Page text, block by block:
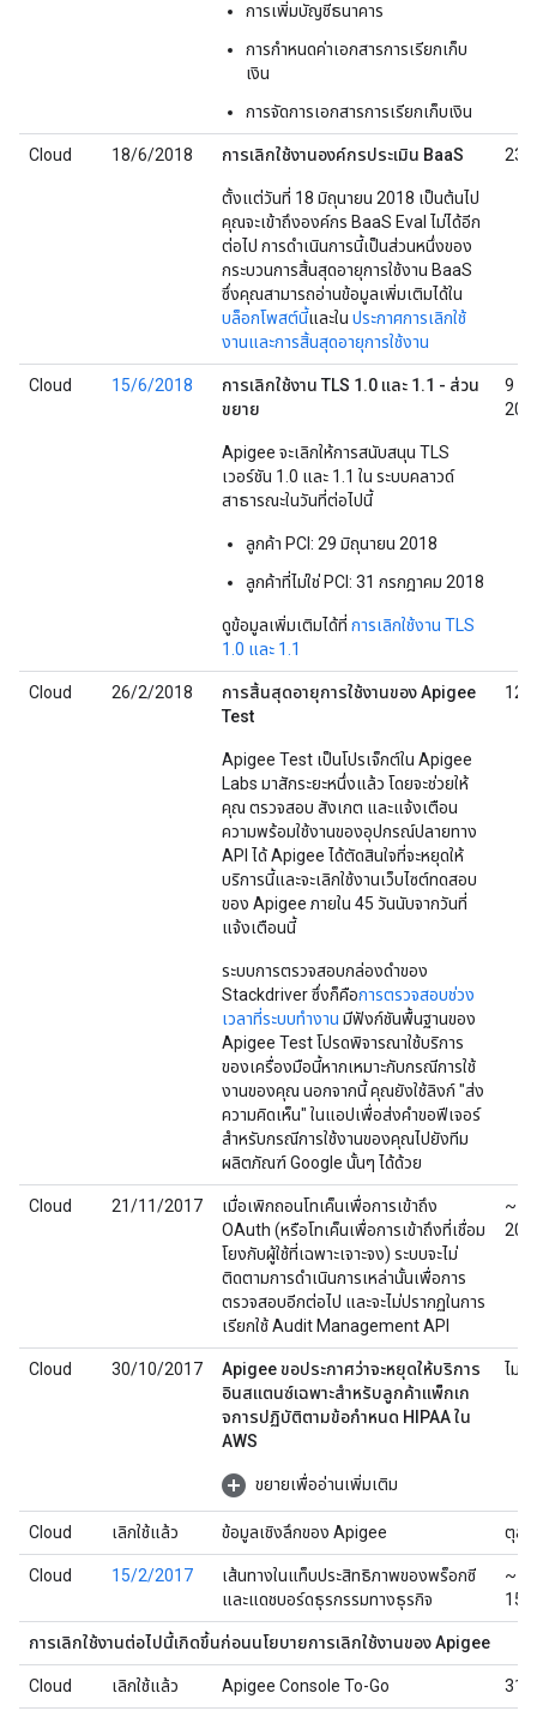
การเพิ่มบัญชีธนาคาร
การกำหนดค่าเอกสารการเรียกเก็บ
เงิน
การจัดการเอกสารการเรียกเก็บเงิน
Cloud 18/6/2018 การเลิกใช้งานองค์กรประเมิน BaaS
ตั้งแต่วันที่ 18 มิถุนายน 2018 เป็นต้นไป
คุณจะเข้าถึงองค์กร BaaS Eval ไม่ได้อีก
ต่อไป การดำเนินการนี้เป็นส่วนหนึ่งของ
กระบวนการสิ้นสุดอายุการใช้งาน BaaS
ซึ่งคุณสามารถอ่านข้อมูลเพิ่มเติมได้ใน
บล็อกโพสต์นี้และใน ประกาศการเลิกใช้
งานและการสิ้นสุดอายุการใช้งาน
23/
Cloud 15/6/2018
การเลิกใช้งาน TLS 1.0 และ 1.1 - ส่วน
ขยาย
Apigee จะเลิกให้การสนับสนุน TLS
เวอร์ชัน 1.0 และ 1.1 ใน ระบบคลาวด์
สาธารณะในวันที่ต่อไปนี้
ลูกค้า PCI: 29 มิถุนายน 2018
ลูกค้าที่ไม่ใช่ PCI: 31 กรกฎาคม 2018
ดูข้อมูลเพิ่มเติมได้ที่ การเลิกใช้งาน TLS
1.0 และ 1.1
9 พ
Cloud 26/2/2018
การสิ้นสุดอายุการใช้งานของ Apigee
Test
Apigee Test เป็นโปรเจ็กต์ใน Apigee
Labs มาสักระยะหนึ่งแล้ว โดยจะช่วยให้
คุณ ตรวจสอบ สังเกต และแจ้งเตือน
ความพร้อมใช้งานของอุปกรณ์ปลายทาง
API ได้ Apigee ได้ตัดสินใจที่จะหยุดให้
บริการนี้และจะเลิกใช้งานเว็บไซต์ทดสอบ
ของ Apigee ภายใน 45 วันนับจากวันที่
แจ้งเตือนนี้
ระบบการตรวจสอบกล่องดำของ
Stackdriver ซึ่งก็คือการตรวจสอบช่วง
เวลาที่ระบบทำงาน มีฟังก์ชันพื้นฐานของ
Apigee Test โปรดพิจารณาใช้บริการ
ของเครื่องมือนี้หากเหมาะกับกรณีการใช้
งานของคุณ นอกจากนี้ คุณยังใช้ลิงก์ "ส่ง
ความคิดเห็น" ในแอปเพื่อส่งคำขอฟีเจอร์
สำหรับกรณีการใช้งานของคุณไปยังทีม
ผลิตภัณฑ์ Google นั้นๆ ได้ด้วย
12/
Cloud 21/11/2017
เมื่อเพิกถอนโทเค็นเพื่อการเข้าถึง
OAuth (หรือโทเค็นเพื่อการเข้าถึงที่เชื่อม
โยงกับผู้ใช้ที่เฉพาะเจาะจง) ระบบจะไม่
ติดตามการดำเนินการเหล่านั้นเพื่อการ
ตรวจสอบอีกต่อไป และจะไม่ปรากฏในการ
เรียกใช้ Audit Management API
~ เ
Cloud 30/10/2017
Apigee ขอประกาศว่าจะหยุดให้บริการ
อินสแตนซ์เฉพาะสำหรับลูกค้าแพ็กเก
จการปฏิบัติตามข้อกำหนด HIPAA ใน
AWS
ขยายเพื่ออ่านเพิ่มเติม
ไม่มี
Cloud เลิกใช้แล้ว ข้อมูลเชิงลึกของ Apigee ตุลา
Cloud 15/2/2017
เส้นทางในแท็บประสิทธิภาพของพร็อกซี
และแดชบอร์ดธุรกรรมทางธุรกิจ
~
15/
การเลิกใช้งานต่อไปนี้เกิดขึ้นก่อนนโยบายการเลิกใช้งานของ Apigee
Cloud เลิกใช้แล้ว Apigee Console To-Go 31/